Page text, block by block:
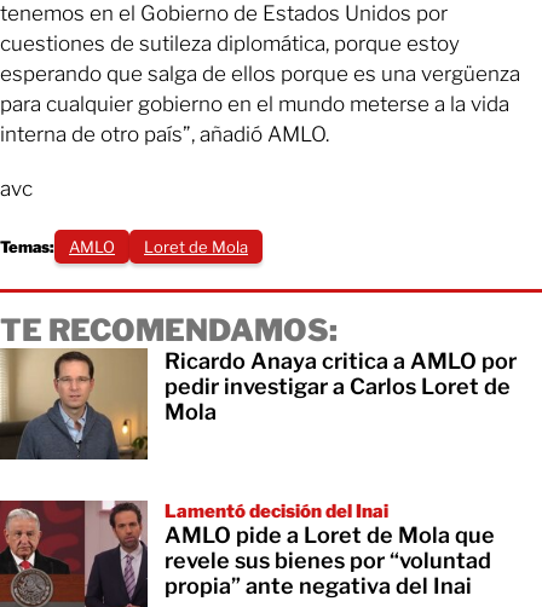
tenemos en el Gobierno de Estados Unidos por
cuestiones de sutileza diplomática, porque estoy
esperando que salga de ellos porque es una vergüenza
para cualquier gobierno en el mundo meterse a la vida
interna de otro país”, añadió AMLO.
avc
Temas: AMLO Loret de Mola
TE RECOMENDAMOS:
Ricardo Anaya critica a AMLO por
pedir investigar a Carlos Loret de
Mola
Lamentó decisión del Inai
AMLO pide a Loret de Mola que
revele sus bienes por “voluntad
propia” ante negativa del Inai